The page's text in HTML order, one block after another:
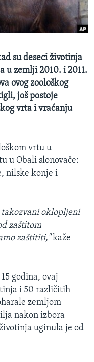
su deseci životinja
u zemlji 2010. i 2011.
ovog zoološkog
još postoje
vrta i vraćanju
vrtu u
u Obali slonovače:
nilske konje i
takozvani oklopljeni
zaštitom
zaštititi,''kaže
godina, ovaj
i 50 različitih
zemljom
nakon izbora
uginula je od